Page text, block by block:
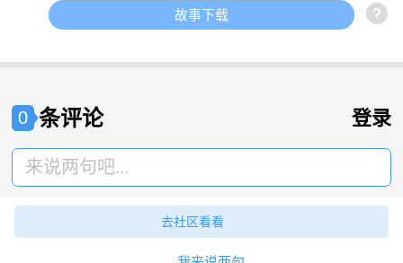
故事下载
0 条评论 登录
来说两句吧...
去社区看看